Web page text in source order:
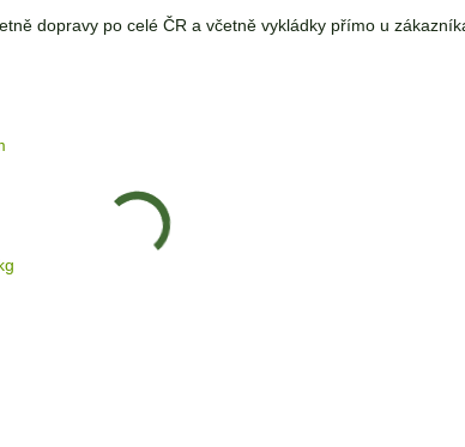
dopravy po celé ČR a včetně vykládky přímo u